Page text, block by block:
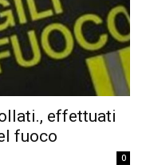
effettuati
fuoco
0